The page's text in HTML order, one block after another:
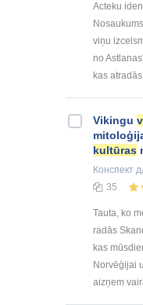
Acteku
viņu
no
kas
Vikingu
kultūras
Конспект
35
Tauta, ko
radās
kas
Norvēģijai
aizņem